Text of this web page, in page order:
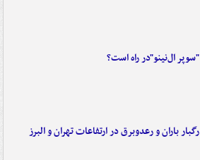
"سوپر ال‌نینو"در راه است؟
رگبار باران و رعدوبرق در ارتفاعات تهران و البرز